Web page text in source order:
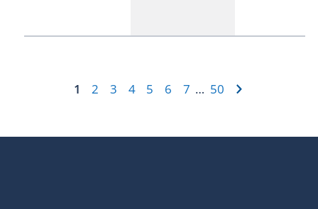
1 2 3 4 5 6 7 … 50